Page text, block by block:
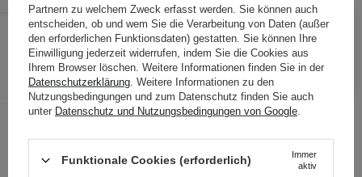
21,40 € /Stk.
IN DEN WARENKORB
Folgende Produkte wurden von
anderen Kunden geprüft
Partnern zu welchem Zweck erfasst werden. Sie können auch
entscheiden, ob und wem Sie die Verarbeitung von Daten (außer
den erforderlichen Funktionsdaten) gestatten. Sie können Ihre
Einwilligung jederzeit widerrufen, indem Sie die Cookies aus
Ihrem Browser löschen. Weitere Informationen finden Sie in der
Datenschutzerklärung . Weitere Informationen zu den
Nutzungsbedingungen und zum Datenschutz finden Sie auch
unter Datenschutz und Nutzungsbedingungen von Google
Funktionale Cookies (erforderlich)
Immer
aktiv